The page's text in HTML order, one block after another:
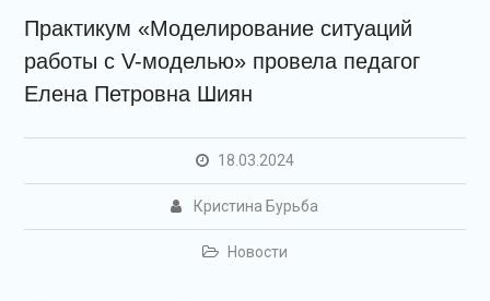
Практикум «Моделирование ситуаций
работы с V-моделью» провела педагог
Елена Петровна Шиян
18.03.2024
Кристина Бурьба
Новости